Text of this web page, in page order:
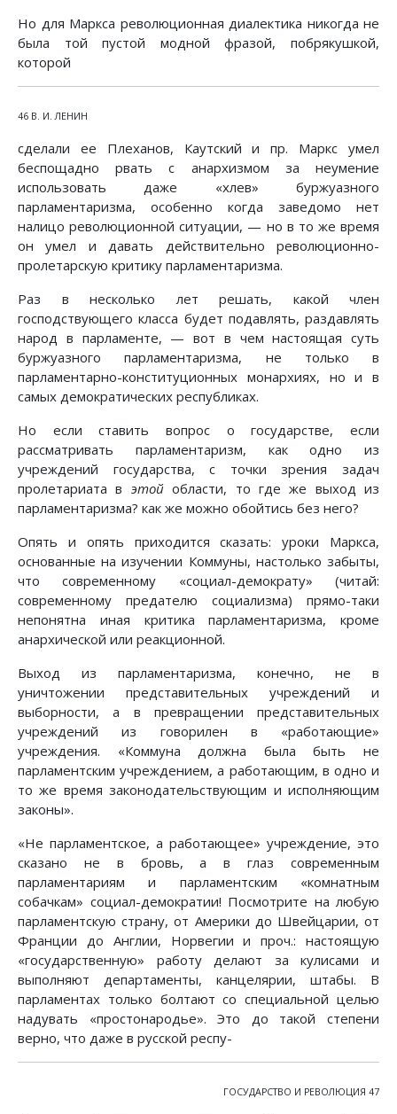
Но для Маркса революционная диалектика никогда не
была той пустой модной фразой, побрякушкой,
которой
46 В. И. ЛЕНИН
сделали ее Плеханов, Каутский и пр. Маркс умел
беспощадно рвать с анархизмом за неумение
использовать даже «хлев» буржуазного
парламентаризма, особенно когда заведомо нет
налицо революционной ситуации, — но в то же время
он умел и давать действительно революционно-
пролетарскую критику парламентаризма.
Раз в несколько лет решать, какой член
господствующего класса будет подавлять, раздавлять
народ в парламенте, — вот в чем настоящая суть
буржуазного парламентаризма, не только в
парламентарно-конституционных монархиях, но и в
самых демократических республиках.
Но если ставить вопрос о государстве, если
рассматривать парламентаризм, как одно из
учреждений государства, с точки зрения задач
пролетариата в этойобласти, то где же выход из
парламентаризма? как же можно обойтись без него?
Опять и опять приходится сказать: уроки Маркса,
основанные на изучении Коммуны, настолько забыты,
что современному «социал-демократу» (читай:
современному предателю социализма) прямо-таки
непонятна иная критика парламентаризма, кроме
анархической или реакционной.
Выход из парламентаризма, конечно, не в
уничтожении представительных учреждений и
выборности, а в превращении представительных
учреждений из говорилен в «работающие»
учреждения. «Коммуна должна была быть не
парламентским учреждением, а работающим, в одно и
то же время законодательствующим и исполняющим
законы».
«Не парламентское, а работающее» учреждение, это
сказано не в бровь, а в глаз современным
парламентариям и парламентским «комнатным
собачкам» социал-демократии! Посмотрите на любую
парламентскую страну, от Америки до Швейцарии, от
Франции до Англии, Норвегии и проч.: настоящую
«государственную» работу делают за кулисами и
выполняют департаменты, канцелярии, штабы. В
парламентах только болтают со специальной целью
надувать «простонародье». Это до такой степени
верно, что даже в русской респу-
ГОСУДАРСТВО И РЕВОЛЮЦИЯ 47